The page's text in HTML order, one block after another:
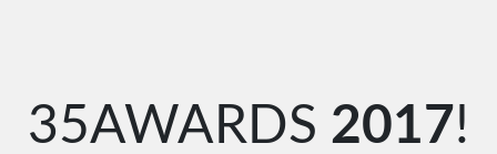
35AWARDS 2017!